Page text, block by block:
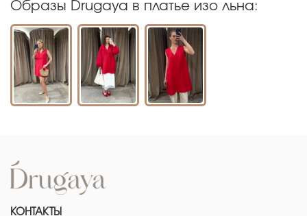
Образы Drugaya в платье изо льна:
КОНТАКТЫ